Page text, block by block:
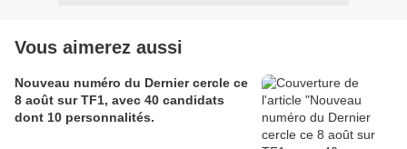
Vous aimerez aussi
Nouveau numéro du Dernier cercle ce
8 août sur TF1, avec 40 candidats
dont 10 personnalités.